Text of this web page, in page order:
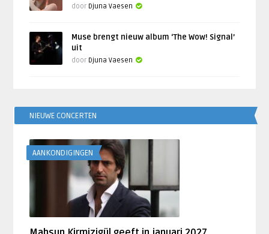
door Djuna Vaesen
Muse brengt nieuw album ‘The Wow! Signal’
uit
door Djuna Vaesen
NIEUWE CONCERTEN
AANKONDIGINGEN